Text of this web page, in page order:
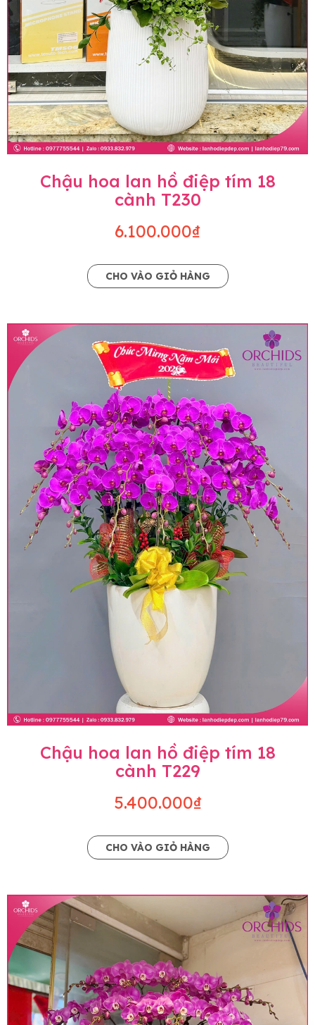
Chậu hoa lan hồ điệp tím 18
cành T230
6.100.000₫
CHO VÀO GIỎ HÀNG
Chậu hoa lan hồ điệp tím 18
cành T229
5.400.000₫
CHO VÀO GIỎ HÀNG